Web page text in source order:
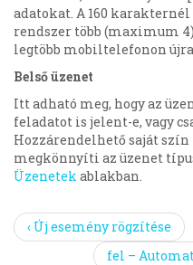
adatokat. A 160 karakternél
rendszer több (maximum
legtöbb mobiltelefonon
Belső üzenet
Itt adható meg, hogy az
feladatot is jelent-e, vagy
Hozzárendelhető saját
megkönnyíti az üzenet
Üzenetek ablakban.
‹ Új esemény rögzítése
fel –